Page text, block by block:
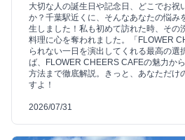
大切な人の誕生日や記念日、どこでお祝
か？千葉駅近くに、そんなあなたの悩み
生しました！私も初めて訪れた時、その
料理に心を奪われました。「FLOWER
られない一日を演出してくれる最高の選
ば、FLOWER CHEERS CAFEの魅力か
方法まで徹底解説。きっと、あなただけ
すよ！
2026/07/31